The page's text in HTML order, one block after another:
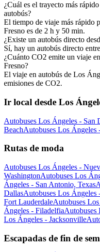
¿Cuál es el trayecto más
autobús?
El tiempo de viaje más rápido
Fresno es de 2 h y 50 min.
¿Existe un autobús directo
Sí, hay un autobús directo
¿Cuánto CO2 emite un viaje
Fresno?
El viaje en autobús de Los
emisiones de CO2.
Ir local desde Los
Autobuses Los Ángeles - San
BeachAutobuses Los Ángeles
Rutas de moda
Autobuses Los Ángeles -
WashingtonAutobuses Los
Ángeles - San Antonio, Texas
DallasAutobuses Los Ángeles
Fort LauderdaleAutobuses
Ángeles - FiladelfiaAutobuses
Los Ángeles - Jacksonville
Escapadas de fin de